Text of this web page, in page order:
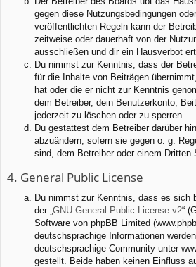
gegen diese Nutzungsbedingungen
veröffentlichten Regeln kann der
zeitweise oder dauerhaft von der
ausschließen und dir ein Hausverbot
Du nimmst zur Kenntnis, dass der
für die Inhalte von Beiträgen
hat oder die er nicht zur Kenntnis
dem Betreiber, dein Benutzerkonto,
jederzeit zu löschen oder zu sperren.
Du gestattest dem Betreiber darüber
abzuändern, sofern sie gegen o. g.
sind, dem Betreiber oder einem Dritten
4. General Public License
Du nimmst zur Kenntnis, dass es sich
der „ GNU General Public License v2“
Software von phpBB Limited
deutschsprachige Informationen
deutschsprachige Community unter
gestellt. Beide haben keinen Einfluss